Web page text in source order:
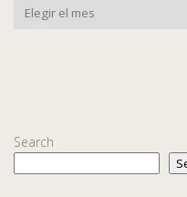
Search